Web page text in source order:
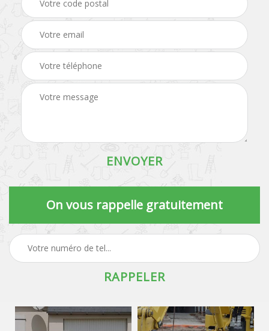
On vous rappelle gratuitement